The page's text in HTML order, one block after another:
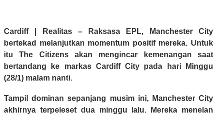
Cardiff | Realitas –Raksasa EPL, Manchester City
bertekad melanjutkan momentum positif mereka. Untuk
itu The Citizens akan mengincar kemenangan saat
bertandang ke markas Cardiff City pada hari Minggu
(28/1) malam nanti.
Tampil dominan sepanjang musim ini, Manchester City
akhirnya terpeleset dua minggu lalu. Mereka menelan